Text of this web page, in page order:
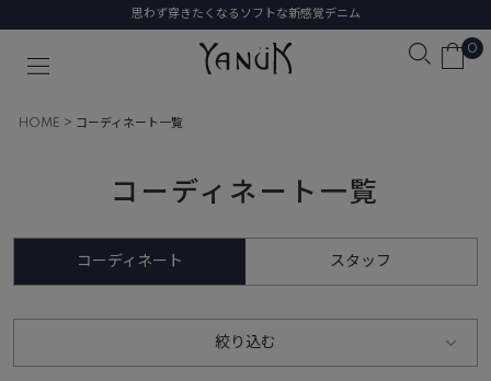
思わず穿きたくなるソフトな新感覚デニム
0
HOME コーディネート一覧
コーディネート一覧
コーディネート スタッフ
絞り込む